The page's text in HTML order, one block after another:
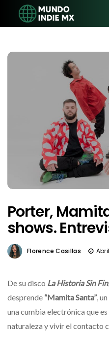
Porter,
shows.
Florence Casillas
De su disco La Historia Sin Fin
desprende “Mamita Santa”,
una cumbia electrónica que
naturaleza y vivir el contacto